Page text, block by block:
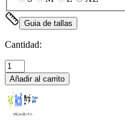
Guia de tallas
Cantidad:
Añadir al carrito